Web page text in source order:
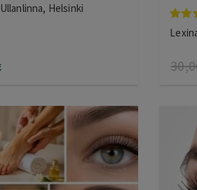
Helsinki
30